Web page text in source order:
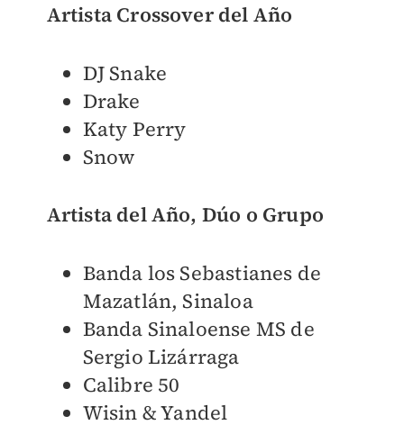
Artista Crossover del Año
DJ Snake
Drake
Katy Perry
Snow
Artista del Año, Dúo o Grupo
Banda los Sebastianes de
Mazatlán, Sinaloa
Banda Sinaloense MS de
Sergio Lizárraga
Calibre 50
Wisin & Yandel